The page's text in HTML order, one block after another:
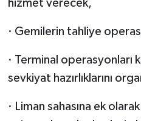
hizmet verecek,
· Gemilerin tahliye
· Terminal operasyonları
sevkiyat hazırlıklarını
· Liman sahasına ek